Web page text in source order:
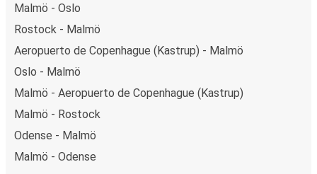
Malmö - Oslo
Rostock - Malmö
Aeropuerto de Copenhague (Kastrup) - Malmö
Oslo - Malmö
Malmö - Aeropuerto de Copenhague (Kastrup)
Malmö - Rostock
Odense - Malmö
Malmö - Odense